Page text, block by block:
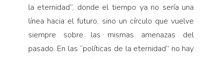
la eternidad”, donde el tiempo ya no sería una
línea hacia el futuro, sino un círculo que vuelve
siempre sobre las mismas amenazas del
pasado. En las “políticas de la eternidad” no hay